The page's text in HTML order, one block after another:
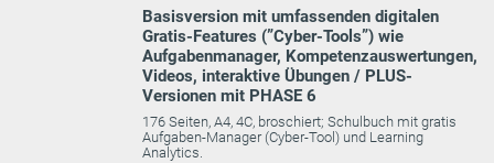
Basisversion mit umfassenden digitalen
Gratis-Features (”Cyber-Tools”) wie
Aufgabenmanager, Kompetenzauswertungen,
Videos, interaktive Übungen / PLUS-
Versionen mit PHASE 6
176 Seiten, A4, 4C, broschiert; Schulbuch mit gratis
Aufgaben-Manager (Cyber-Tool) und Learning
Analytics.